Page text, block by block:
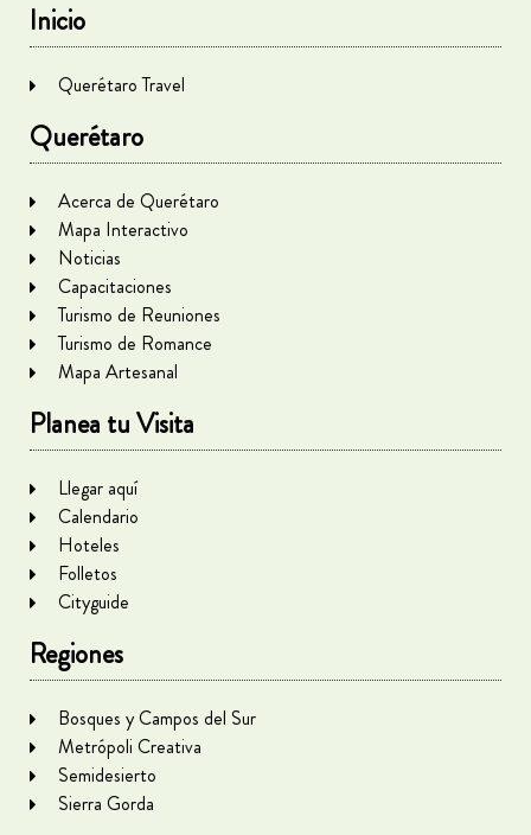
Inicio
Querétaro Travel
Querétaro
Acerca de Querétaro
Mapa Interactivo
Noticias
Capacitaciones
Turismo de Reuniones
Turismo de Romance
Mapa Artesanal
Planea tu Visita
Llegar aquí
Calendario
Hoteles
Folletos
Cityguide
Regiones
Bosques y Campos del Sur
Metrópoli Creativa
Semidesierto
Sierra Gorda